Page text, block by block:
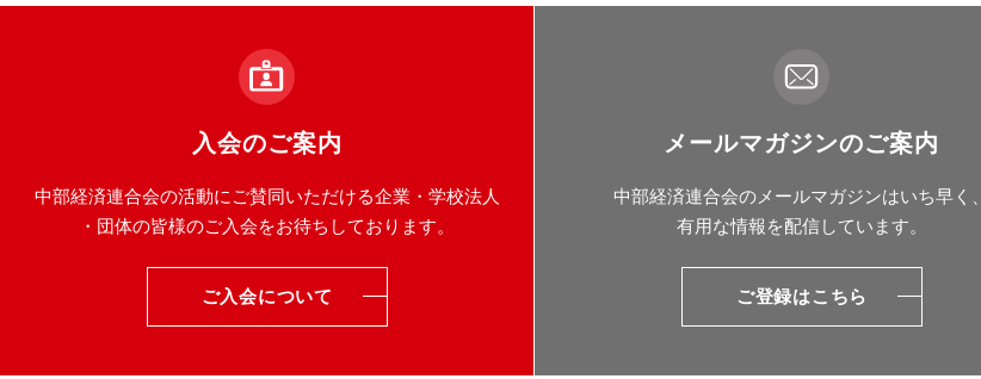
入会のご案内
中部経済連合会の活動にご賛同いただける企業・学校法人
・団体の皆様のご入会をお待ちしております。
ご入会について
メールマガジンのご案内
中部経済連合会のメールマガジンはいち早く、
有用な情報を配信しています。
ご登録はこちら